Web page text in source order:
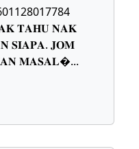
𝐓𝐀𝐇𝐔 𝐍𝐀𝐊
𝐒𝐈𝐀𝐏𝐀. 𝐉𝐎𝐌
𝐌𝐀𝐒𝐀𝐋...